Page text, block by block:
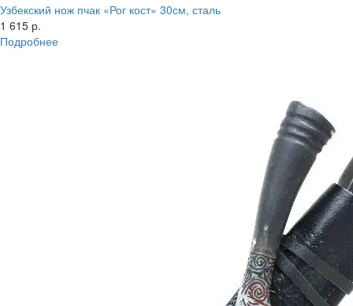
Узбекский нож пчак «Рог кост» 30см, сталь
1 615 р.
Подробнее